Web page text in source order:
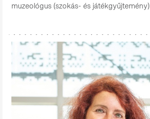
muzeológus (szokás- és játékgyűjtemény)